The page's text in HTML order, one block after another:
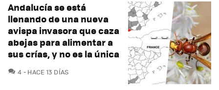
Andalucía se está
llenando de una nueva
avispa invasora que caza
abejas para alimentar a
sus crías, y no es la única
4 COMENTARIOS
HACE 13 DÍAS